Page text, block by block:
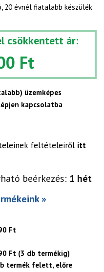
20 évnél fiatalabb készülék
csökkentett ár:
Ft
üzemképes
kapcsolatba
feltételeiről itt
beérkezés: 1 hét
»
Ft
Ft (3 db termékig)
termék felett, előre